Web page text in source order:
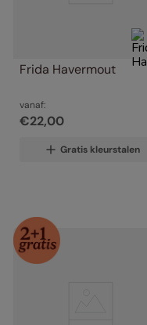
Frida Havermout
vanaf:
€22,00
Gratis kleurstalen